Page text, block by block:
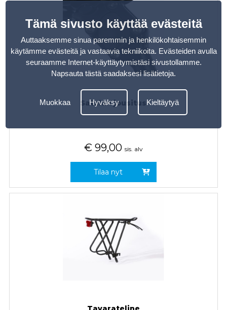
Satulan jousitus
€ 99,00 sis. alv
Tilaa nyt
Tämä sivusto käyttää evästeitä
Auttaaksemme sinua paremmin ja henkilökohtaisemmin
käytämme evästeitä ja vastaavia tekniikoita. Evästeiden avulla
seuraamme Internet-käyttäytymistäsi sivustollamme.
Napsauta tästä saadaksesi lisätietoja.
Muokkaa Hyväksy Kieltäytyä